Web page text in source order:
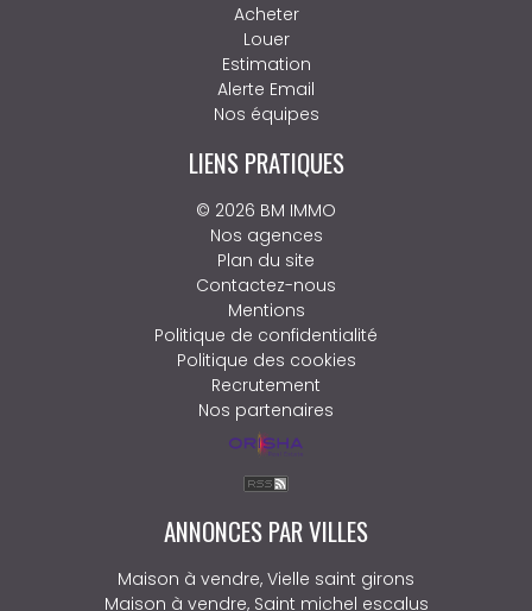
Acheter
Louer
Estimation
Alerte Email
Nos équipes
LIENS PRATIQUES
© 2026 BM IMMO
Nos agences
Plan du site
Contactez-nous
Mentions
Politique de confidentialité
Politique des cookies
Recrutement
Nos partenaires
ANNONCES PAR VILLES
Maison à vendre, Vielle saint girons
Maison à vendre, Saint michel escalus